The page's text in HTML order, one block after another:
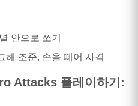
안으로 쏘기
해 조준, 손을 떼어 사격
Attacks 플레이하기: